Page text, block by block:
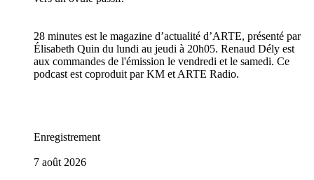
28 minutes est le magazine d’actualité d’ARTE, présenté par
Élisabeth Quin du lundi au jeudi à 20h05. Renaud Dély est
aux commandes de l'émission le vendredi et le samedi. Ce
podcast est coproduit par KM et ARTE Radio.
Enregistrement
7 août 2026